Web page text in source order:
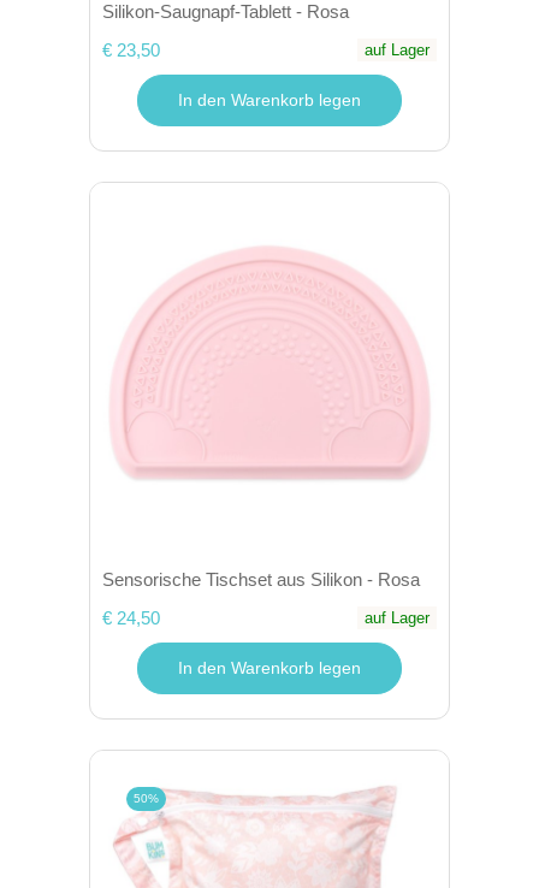
Silikon-Saugnapf-Tablett - Rosa
€ 23,50
auf Lager
In den Warenkorb legen
Sensorische Tischset aus Silikon - Rosa
€ 24,50
auf Lager
In den Warenkorb legen
50%